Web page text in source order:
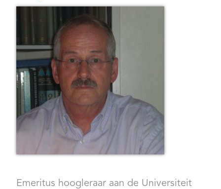
Emeritus hoogleraar aan de Universiteit